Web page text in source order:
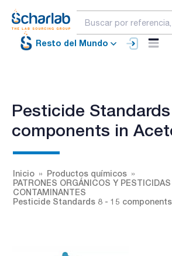
Resto del Mundo
Pesticide
components in
Inicio
Productos químicos
PATRONES ORGÁNICOS Y
CONTAMINANTES
Pesticide Standards 8 - 15